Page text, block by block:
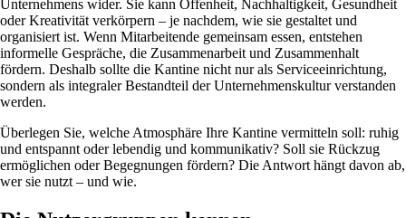
Unternehmens wider. Sie kann Offenheit, Nachhaltigkeit, Gesundheit
oder Kreativität verkörpern – je nachdem, wie sie gestaltet und
organisiert ist. Wenn Mitarbeitende gemeinsam essen, entstehen
informelle Gespräche, die Zusammenarbeit und Zusammenhalt
fördern. Deshalb sollte die Kantine nicht nur als Serviceeinrichtung,
sondern als integraler Bestandteil der Unternehmenskultur verstanden
werden.
Überlegen Sie, welche Atmosphäre Ihre Kantine vermitteln soll: ruhig
und entspannt oder lebendig und kommunikativ? Soll sie Rückzug
ermöglichen oder Begegnungen fördern? Die Antwort hängt davon ab,
wer sie nutzt – und wie.